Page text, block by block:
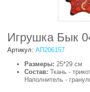
Игрушка Бык
Артикул: АП206157
Размеры: 25*29 см
Состав: Ткань -
Наполнитель -